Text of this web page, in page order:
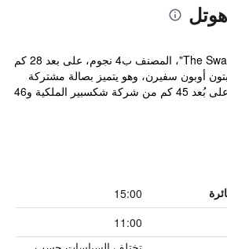
يقع مكان إقامة "The Swan Hotel"، المصنف ب4 نجوم، على بعد 28 كم
أوبون سفيرن، وهو يتميز بصالة مشتركة
ومطعم وبار. يقع الفندق على بُعد 45 كم من شركة شكسبير الملكية و46
15:00
11:00